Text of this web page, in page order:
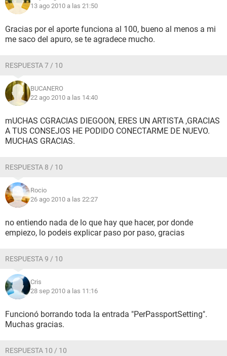
13 ago 2010 a las 21:50
Gracias por el aporte funciona al 100, bueno al menos a mi
me saco del apuro, se te agradece mucho.
RESPUESTA 7 / 10
BUCANERO
22 ago 2010 a las 14:40
mUCHAS CGRACIAS DIEGOON, ERES UN ARTISTA ,GRACIAS
A TUS CONSEJOS HE PODIDO CONECTARME DE NUEVO.
MUCHAS GRACIAS.
RESPUESTA 8 / 10
Rocio
26 ago 2010 a las 22:27
no entiendo nada de lo que hay que hacer, por donde
empiezo, lo podeis explicar paso por paso, gracias
RESPUESTA 9 / 10
Cris
28 sep 2010 a las 11:16
Funcionó borrando toda la entrada "PerPassportSetting".
Muchas gracias.
RESPUESTA 10 / 10